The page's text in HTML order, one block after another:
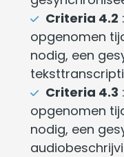
Criteria 4.2
opgenomen
nodig, een
Criteria 4.3
opgenomen
nodig, een